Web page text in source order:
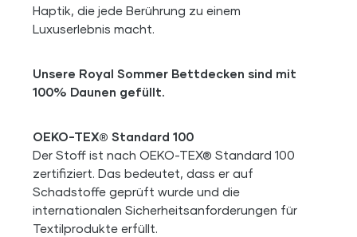
Haptik, die jede Berührung zu einem
Luxuserlebnis macht.
Unsere Royal Sommer Bettdecken sind mit
100% Daunen gefüllt.
OEKO-TEX® Standard 100
Der Stoff ist nach OEKO-TEX® Standard 100
zertifiziert. Das bedeutet, dass er auf
Schadstoffe geprüft wurde und die
internationalen Sicherheitsanforderungen für
Textilprodukte erfüllt.